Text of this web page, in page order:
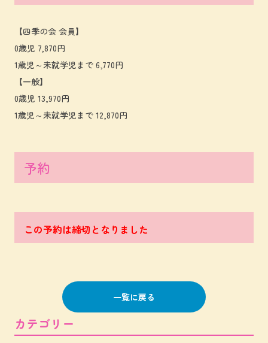
【四季の会 会員】
0歳児 7,870円
1歳児～未就学児まで 6,770円
【一般】
0歳児 13,970円
1歳児～未就学児まで 12,870円
予約
この予約は締切となりました
一覧に戻る
カテゴリー